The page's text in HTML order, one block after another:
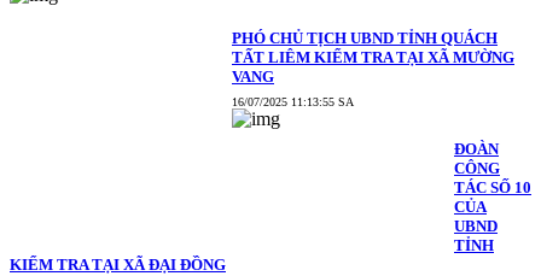
PHÓ CHỦ TỊCH UBND TỈNH QUÁCH
TẤT LIÊM KIỂM TRA TẠI XÃ MƯỜNG
VANG
16/07/2025 11:13:55 SA
ĐOÀN
CÔNG
TÁC SỐ 10
CỦA
UBND
TỈNH
KIỂM TRA TẠI XÃ ĐẠI ĐỒNG